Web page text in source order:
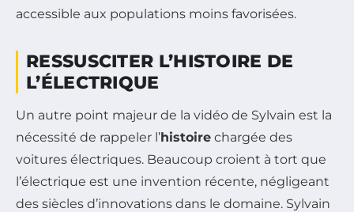
accessible aux populations moins favorisées.
RESSUSCITER L’HISTOIRE DE
L’ÉLECTRIQUE
Un autre point majeur de la vidéo de Sylvain est la
nécessité de rappeler l’histoire chargée des
voitures électriques. Beaucoup croient à tort que
l’électrique est une invention récente, négligeant
des siècles d’innovations dans le domaine. Sylvain